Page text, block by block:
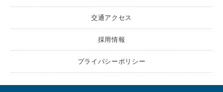
交通アクセス
採用情報
プライバシーポリシー